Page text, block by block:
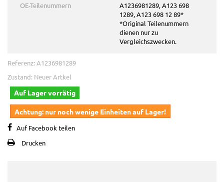
OE-Teilenummern
A1236981289, A123 698
1289, A123 698 12 89*
*Original Teilenummern
dienen nur zu
Vergleichszwecken.
Referenz: A1236981289
Zustand: Neuer Artkel
Auf Lager vorrätig
Achtung: nur noch wenige Einheiten auf Lager!
Auf Facebook teilen
Drucken